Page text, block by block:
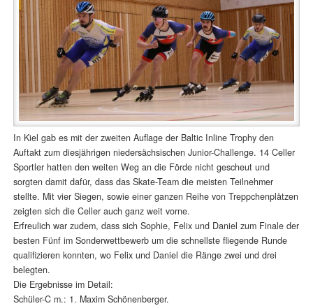
In Kiel gab es mit der zweiten Auflage der Baltic Inline Trophy den
Auftakt zum diesjährigen niedersächsischen Junior-Challenge. 14 Celler
Sportler hatten den weiten Weg an die Förde nicht gescheut und
sorgten damit dafür, dass das Skate-Team die meisten Teilnehmer
stellte. Mit vier Siegen, sowie einer ganzen Reihe von Treppchenplätzen
zeigten sich die Celler auch ganz weit vorne.
Erfreulich war zudem, dass sich Sophie, Felix und Daniel zum Finale der
besten Fünf im Sonderwettbewerb um die schnellste fliegende Runde
qualifizieren konnten, wo Felix und Daniel die Ränge zwei und drei
belegten.
Die Ergebnisse im Detail:
Schüler-C m.: 1. Maxim Schönenberger.